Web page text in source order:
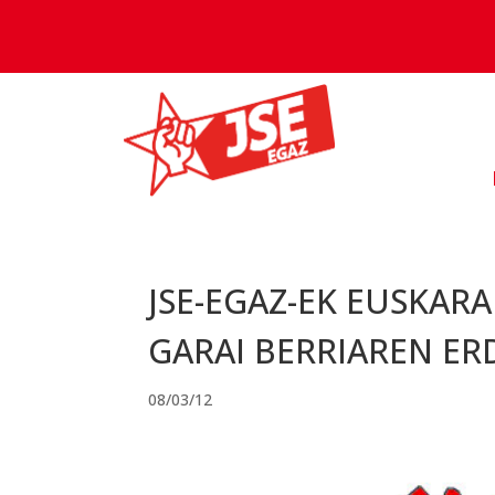
JSE-EGAZ-EK
GARAI BERRIAREN
08/03/12